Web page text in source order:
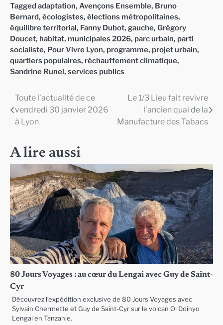
Tagged adaptation, Avençons Ensemble, Bruno
Bernard, écologistes, élections métropolitaines,
équilibre territorial, Fanny Dubot, gauche, Grégory
Doucet, habitat, municipales 2026, parc urbain, parti
socialiste, Pour Vivre Lyon, programme, projet urbain,
quartiers populaires, réchauffement climatique,
Sandrine Runel, services publics
Navigation
de
Toute l’actualité de ce
vendredi 30 janvier 2026
à Lyon
Le 1/3 Lieu fait revivre
l’ancien quai de la
Manufacture des Tabacs
A lire aussi
80 Jours Voyages : au cœur du Lengai avec Guy de Saint-
Cyr
Découvrez l’expédition exclusive de 80 Jours Voyages avec
Sylvain Chermette et Guy de Saint-Cyr sur le volcan Ol Doinyo
Lengai en Tanzanie.